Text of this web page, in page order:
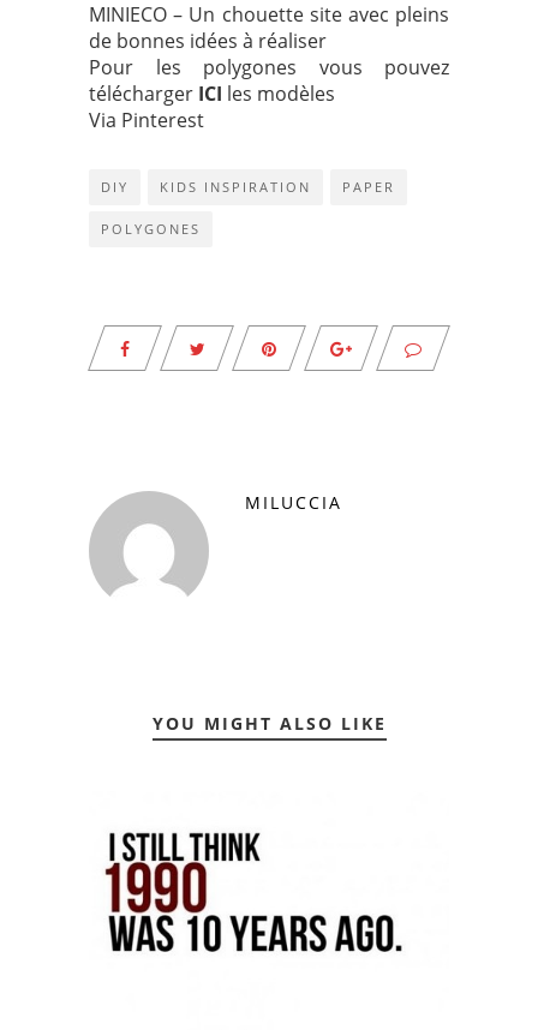
MINIECO – Un chouette siteavec pleins
de bonnes idées à réaliser
Pour les polygones vous pouvez
télécharger ICI les modèles
Via Pinterest
DIY KIDS INSPIRATION PAPER
POLYGONES
MILUCCIA
YOU MIGHT ALSO LIKE